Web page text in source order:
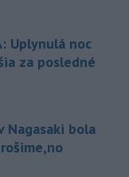
Uplynulá noc
za posledné
Nagasaki bola